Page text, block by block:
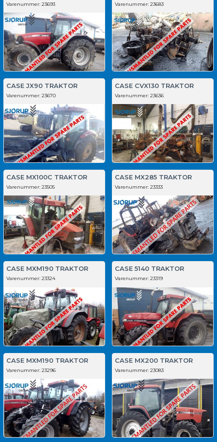
Varenummer: 23693 Varenummer: 23683
CASE JX90 TRAKTOR
Varenummer: 23670
CASE CVX130 TRAKTOR
Varenummer: 23636
CASE MX100C TRAKTOR
Varenummer: 23505
CASE MX285 TRAKTOR
Varenummer: 23333
CASE MXM190 TRAKTOR
Varenummer: 23324
CASE 5140 TRAKTOR
Varenummer: 23319
CASE MXM190 TRAKTOR
Varenummer: 23296
CASE MX200 TRAKTOR
Varenummer: 23083